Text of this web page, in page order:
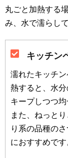
丸ごと加熱する
み、水で濡らし
キッチン
濡れたキッチ
熱すると、水
キープしつつ均
また、ねっと
り系の品種の
におすすめです